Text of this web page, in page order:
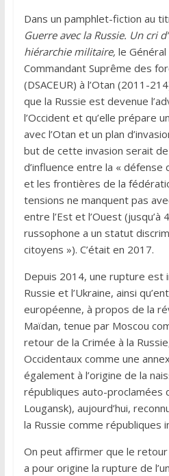
Dans un pamphlet-fiction au
Guerre avec la Russie. Un cri
hiérarchie militaire, le Général
Commandant Suprême des
(DSACEUR) à l’Otan (2011-
que la Russie est devenue
l’Occident et qu’elle prépare
avec l’Otan et un plan
but de cette invasion serait
d’influence entre la « défense
et les frontières de la
tensions ne manquent pas
entre l’Est et l’Ouest (jusqu’à
russophone a un statut
citoyens »). C’était en 2017.
Depuis 2014, une rupture est
Russie et l’Ukraine, ainsi
européenne, à propos de la
Maïdan, tenue par Moscou
retour de la Crimée à la
Occidentaux comme une
également à l’origine de la
républiques auto-proclamées
Lougansk), aujourd’hui,
la Russie comme républiques
On peut affirmer que le
a pour origine la rupture de